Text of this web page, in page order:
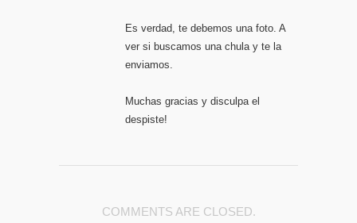
Es verdad, te debemos una foto. A
ver si buscamos una chula y te la
enviamos.
Muchas gracias y disculpa el
despiste!
COMMENTS ARE CLOSED.